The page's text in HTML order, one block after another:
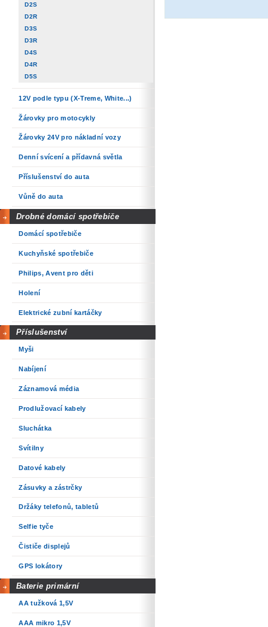
D2S
D2R
D3S
D3R
D4S
D4R
D5S
12V podle typu (X-Treme, White...)
Žárovky pro motocykly
Žárovky 24V pro nákladní vozy
Denní svícení a přídavná světla
Příslušenství do auta
Vůně do auta
Drobné domácí spotřebiče
Domácí spotřebiče
Kuchyňské spotřebiče
Philips, Avent pro děti
Holení
Elektrické zubní kartáčky
Příslušenství
Myši
Nabíjení
Záznamová média
Prodlužovací kabely
Sluchátka
Svítilny
Datové kabely
Zásuvky a zástrčky
Držáky telefonů, tabletů
Selfie tyče
Čističe displejů
GPS lokátory
Baterie primární
AA tužková 1,5V
AAA mikro 1,5V